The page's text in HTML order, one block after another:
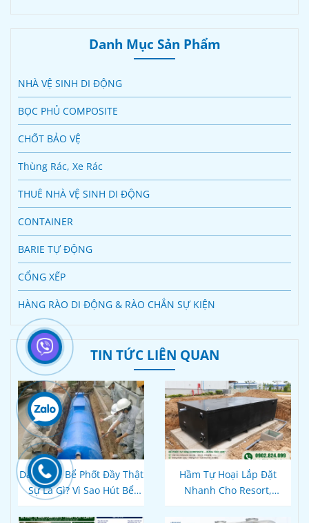
Danh Mục Sản Phẩm
NHÀ VỆ SINH DI ĐỘNG
BỌC PHỦ COMPOSITE
CHỐT BẢO VỆ
Thùng Rác, Xe Rác
THUÊ NHÀ VỆ SINH DI ĐỘNG
CONTAINER
BARIE TỰ ĐỘNG
CỔNG XẾP
HÀNG RÀO DI ĐỘNG & RÀO CHẮN SỰ KIỆN
TIN TỨC LIÊN QUAN
Dấu Hiệu Bể Phốt Đầy Thật
Sự Là Gì? Vì Sao Hút Bể
Hầm Tự Hoại Lắp Đặt
Nhanh Cho Resort,